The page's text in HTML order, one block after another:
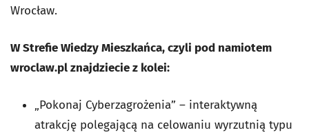
Wrocław.
W Strefie Wiedzy Mieszkańca, czyli pod namiotem
wroclaw.pl znajdziecie z kolei:
„Pokonaj Cyberzagrożenia” – interaktywną
atrakcję polegającą na celowaniu wyrzutnią typu